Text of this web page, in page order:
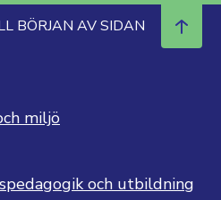
BÖRJAN AV SIDAN
miljö
och utbildning